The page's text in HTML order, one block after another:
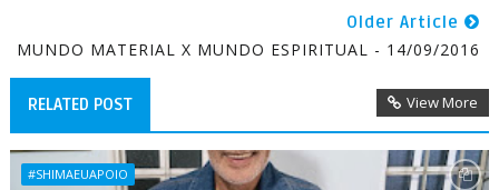
Older Article
MUNDO MATERIAL X MUNDO ESPIRITUAL - 14/09/2016
RELATED POST View More
#SHIMAEUAPOIO